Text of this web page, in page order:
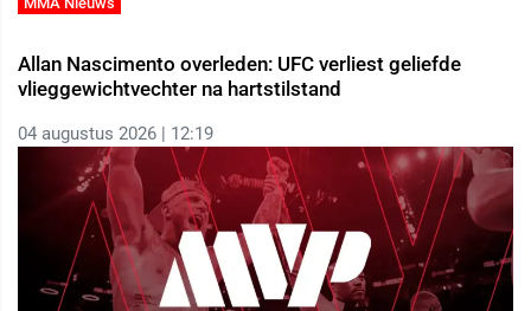
Allan Nascimento overleden: UFC verliest geliefde
vlieggewichtvechter na hartstilstand
04 augustus 2026 | 12:19